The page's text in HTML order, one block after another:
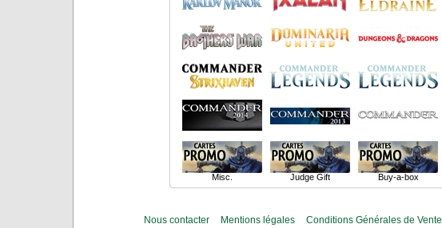
Misc. Judge Gift Buy-a-box
Nous contacter Mentions légales Conditions Générales de Vente